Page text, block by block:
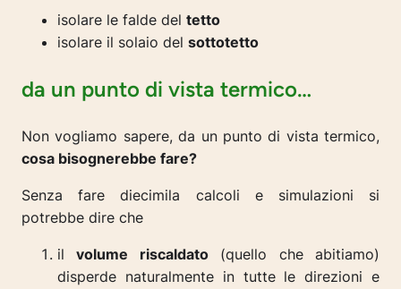
isolare le falde del tetto
isolare il solaio del sottotetto
da un punto di vista termico…
Non vogliamo sapere, da un punto di vista termico,
cosa bisognerebbe fare?
Senza fare diecimila calcoli e simulazioni si
potrebbe dire che
ilvolume riscaldato(quello che abitiamo)
disperde naturalmente in tutte le direzioni e